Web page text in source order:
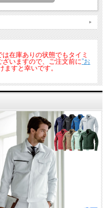
在庫ありの状態でもタイミ
いますので、ご注文前に”お
ますと幸いです。